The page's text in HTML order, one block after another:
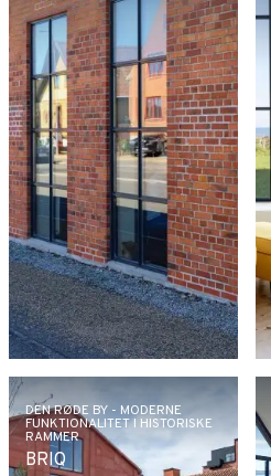
DEN RØDE BY - MODERNE
FUNKTIONALITET I HISTORISKE
RAMMER
BRIQ